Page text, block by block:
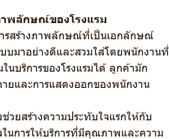
พลักษณ์ของโรงแรม
รสร้างภาพลักษณ์ที่เป็นเอกลักษณ์
บมาอย่างดีและสวมใส่โดยพนักงานที่
นบริการของโรงแรมได้ ลูกค้ามัก
ยและการแสดงออกของพนักงาน
วยสร้างความประทับใจแรกให้กับ
นการให้บริการที่มีคุณภาพและความ